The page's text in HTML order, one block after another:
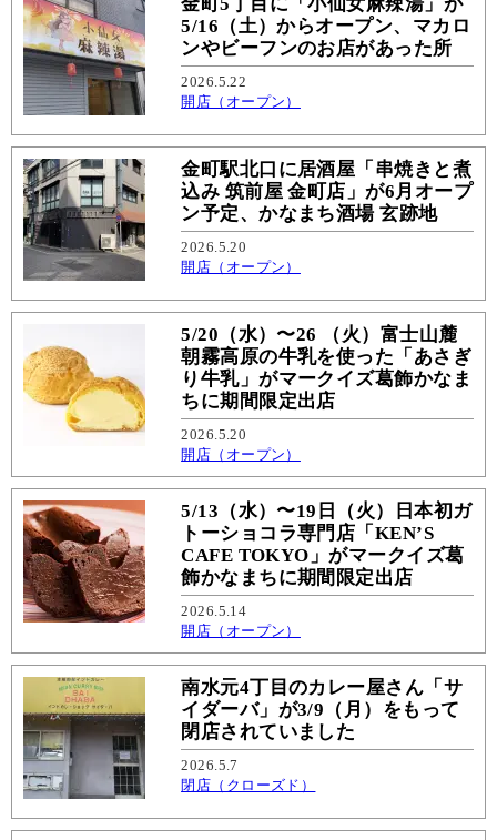
5/16（土）からオープン、マカロ
ンやビーフンのお店があった所
2026.5.22
開店（オープン）
金町駅北口に居酒屋「串焼きと煮
込み 筑前屋 金町店」が6月オープ
ン予定、かなまち酒場 玄跡地
2026.5.20
開店（オープン）
5/20（水）〜26 （火）富士山麓
朝霧高原の牛乳を使った「あさぎ
り牛乳」がマークイズ葛飾かなま
ちに期間限定出店
2026.5.20
開店（オープン）
5/13（水）〜19日（火）日本初ガ
トーショコラ専門店「KEN’S
CAFE TOKYO」がマークイズ葛
飾かなまちに期間限定出店
2026.5.14
開店（オープン）
南水元4丁目のカレー屋さん「サ
イダーバ」が3/9（月）をもって
閉店されていました
2026.5.7
閉店（クローズド）